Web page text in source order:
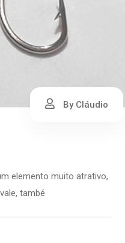
By Cláudio
elemento muito atrativo,
també